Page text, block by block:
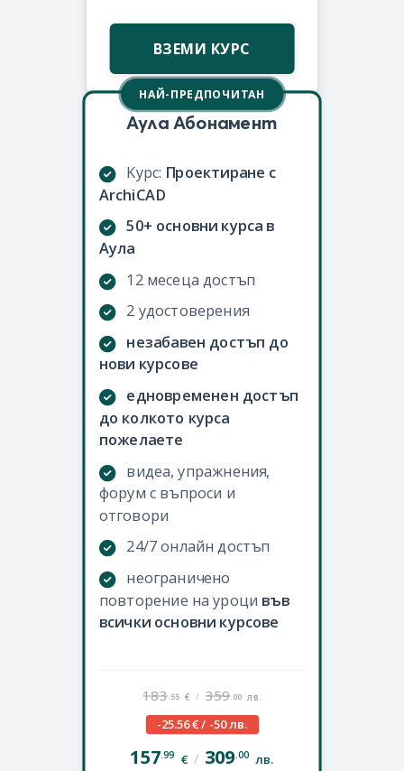
ВЗЕМИ КУРС
НАЙ-ПРЕДПОЧИТАН
Аула Абонамент
Kурс: Проектиране с
ArchiCAD
50+ основни курса в
Аула
12 месеца достъп
2 удостоверения
незабавен достъп до
нови курсове
едновременен достъп
до колкото курса
пожелаете
видеа, упражнения,
форум с въпроси и
отговори
24/7 онлайн достъп
неограничено
повторение на уроци във
всички основни курсове
183.55 € / 359 .00 лв.
-25.56 € / -50 лв.
157.99 € / 309 .00 лв.